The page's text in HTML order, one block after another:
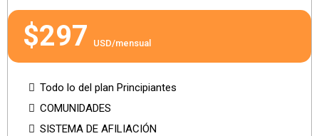
$297 USD/mensual
Todo lo del plan Principiantes
COMUNIDADES
SISTEMA DE AFILIACIÓN